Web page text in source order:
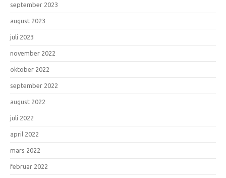
september 2023
august 2023
juli 2023
november 2022
oktober 2022
september 2022
august 2022
juli 2022
april 2022
mars 2022
februar 2022